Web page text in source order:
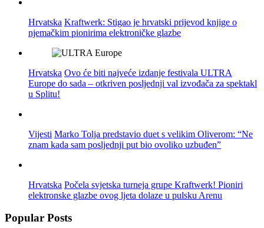
Hrvatska Kraftwerk: Stigao je hrvatski prijevod knjige o
njemačkim pionirima elektroničke glazbe
Hrvatska Ovo će biti najveće izdanje festivala ULTRA
Europe do sada – otkriven posljednji val izvođača za spektakl
u Splitu!
Vijesti Marko Tolja predstavio duet s velikim Oliverom: “Ne
znam kada sam posljednji put bio ovoliko uzbuđen”
Hrvatska Počela svjetska turneja grupe Kraftwerk! Pioniri
elektronske glazbe ovog ljeta dolaze u pulsku Arenu
Popular Posts